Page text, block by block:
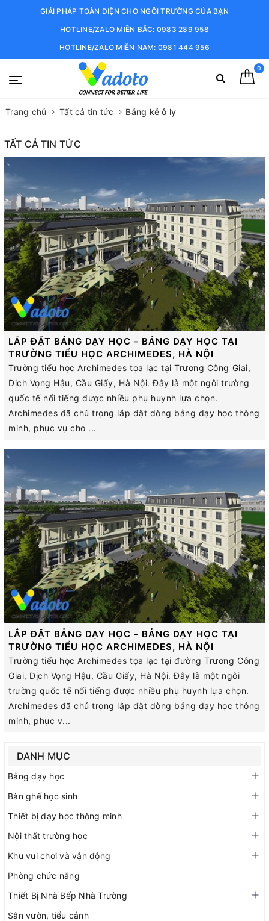
GIẢI PHÁP TOÀN DIỆN CHO NGÔI TRƯỜNG CỦA BẠN
HOTLINE/ZALO MIỀN BẮC: 0983 289 958
HOTLINE/ZALO MIỀN NAM: 0981 444 956
0
Trang chủ Tất cả tin tức Bảng kẻ ô ly
TẤT CẢ TIN TỨC
LẮP ĐẶT BẢNG DẠY HỌC - BẢNG DẠY HỌC TẠI
TRƯỜNG TIỂU HỌC ARCHIMEDES, HÀ NỘI
Trường tiểu học Archimedes tọa lạc tại Trương Công Giai,
Dịch Vọng Hậu, Cầu Giấy, Hà Nội. Đây là một ngôi trường
quốc tế nổi tiếng được nhiều phụ huynh lựa chọn.
Archimedes đã chú trọng lắp đặt dòng bảng dạy học thông
minh, phục vụ cho ...
LẮP ĐẶT BẢNG DẠY HỌC - BẢNG DẠY HỌC TẠI
TRƯỜNG TIỂU HỌC ARCHIMEDES, HÀ NỘI
Trường tiểu học Archimedes tọa lạc tại đường Trương Công
Giai, Dịch Vọng Hậu, Cầu Giấy, Hà Nội. Đây là một ngôi
trường quốc tế nổi tiếng được nhiều phụ huynh lựa chọn.
Archimedes đã chú trọng lắp đặt dòng bảng dạy học thông
minh, phục v...
DANH MỤC
Bảng dạy học
Bàn ghế học sinh
Thiết bị dạy học thông minh
Nội thất trường học
Khu vui chơi và vận động
Phòng chức năng
Thiết Bị Nhà Bếp Nhà Trường
Sân vườn, tiểu cảnh